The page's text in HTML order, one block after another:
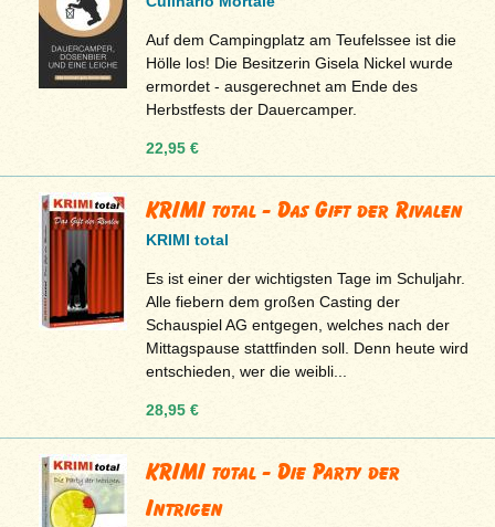
Auf dem Campingplatz am Teufelssee ist die
Hölle los! Die Besitzerin Gisela Nickel wurde
ermordet - ausgerechnet am Ende des
Herbstfests der Dauercamper.
22,95 €
KRIMI total - Das Gift der Rivalen
KRIMI total
Es ist einer der wichtigsten Tage im Schuljahr.
Alle fiebern dem großen Casting der
Schauspiel AG entgegen, welches nach der
Mittagspause stattfinden soll. Denn heute wird
entschieden, wer die weibli...
28,95 €
KRIMI total - Die Party der
Intrigen